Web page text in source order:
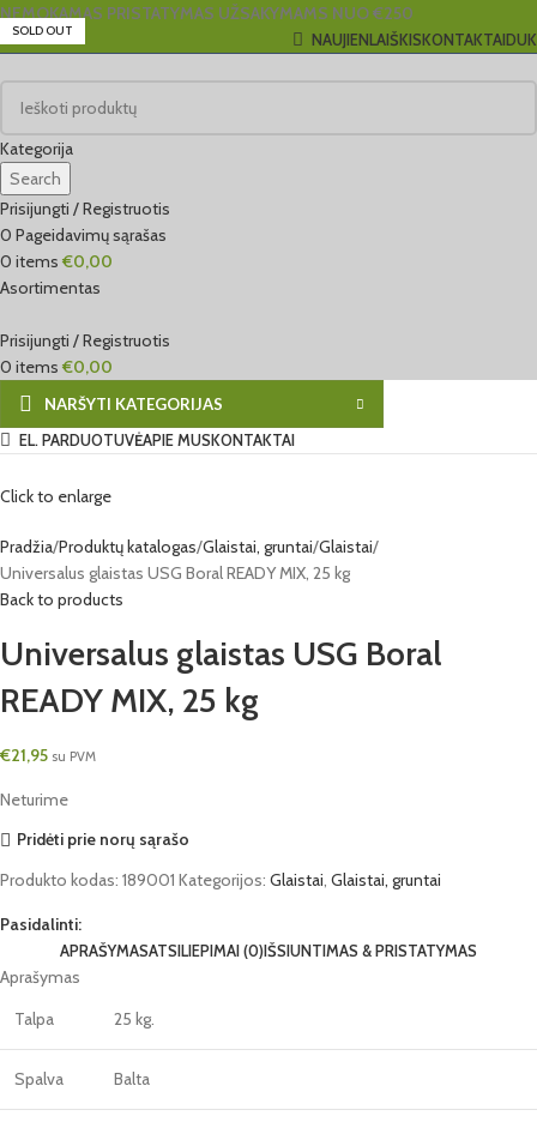
NEMOKAMAS PRISTATYMAS UŽSAKYMAMS NUO €250
NAUJIENLAIŠKISKONTAKTAIDUK
Kategorija
Search
Prisijungti / Registruotis
0 Pageidavimų sąrašas
0 items €0,00
Asortimentas
Prisijungti / Registruotis
0 items €0,00
NARŠYTI KATEGORIJAS
EL. PARDUOTUVĖAPIE MUSKONTAKTAI
SOLD OUT
Click to enlarge
Pradžia Produktų katalogas Glaistai, gruntai Glaistai
Universalus glaistas USG Boral READY MIX, 25 kg
Back to products
Universalus glaistas USG Boral
READY MIX, 25 kg
€21,95 su PVM
Neturime
Pridėti prie norų sąrašo
Produkto kodas: 189001 Kategorijos: Glaistai Glaistai, gruntai
Pasidalinti:
APRAŠYMASATSILIEPIMAI (0)IŠSIUNTIMAS & PRISTATYMAS
Aprašymas
Talpa
25 kg.
Spalva Balta